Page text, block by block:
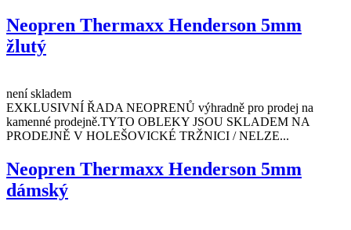
Neopren Thermaxx Henderson 5mm
žlutý
není skladem
EXKLUSIVNÍ ŘADA NEOPRENŮ výhradně pro prodej na
kamenné prodejně.TYTO OBLEKY JSOU SKLADEM NA
PRODEJNĚ V HOLEŠOVICKÉ TRŽNICI / NELZE...
Neopren Thermaxx Henderson 5mm
dámský